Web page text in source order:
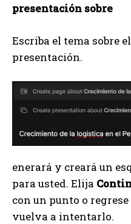
presentación sobre
Escriba el tema sobre
presentación.
enerará y creará un
para usted. Elija
con un punto o
vuelva a intentarlo.